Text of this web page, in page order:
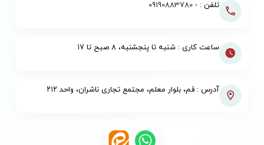
تلفن : -09190883780
ساعت کاری : شنبه تا پنجشنبه، ۸ صبح تا ۱۷
آدرس : قم، بلوار معلم، مجتمع تجاری ناشران، واحد ۲۱۲